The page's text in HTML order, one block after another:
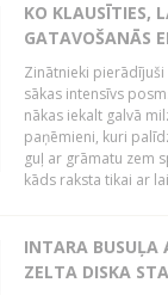
KO KLAUSĪTIES,
GATAVOŠANĀS
Zinātnieki pierādījuši
sākas intensīvs
nākas iekalt galvā
paņēmieni, kuri
guļ ar grāmatu zem
kāds raksta tikai ar
INTARA BUSUĻA
ZELTA DISKA